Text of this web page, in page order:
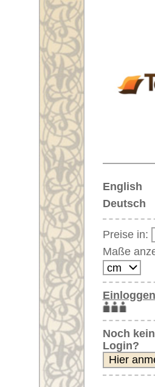
English
Deutsch
Preise in:
Maße anzeigen in:
Einloggen
Noch kein Kunden-
Login?
Ihr Warenkorb:
Ihr Warenkorb ist leer.
Artikelnummer:
Moderne Teppiche
Orientteppiche
Unifarben/ungemustert
Seidenteppiche
Große Teppiche
(über 300x200 cm)